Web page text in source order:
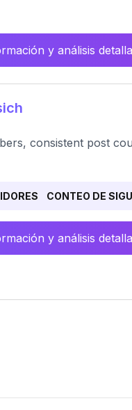
y análisis
consistent post
CONTEO DE
y análisis